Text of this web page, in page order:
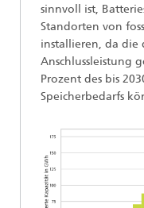
sinnvoll ist,
Standorten von
installieren, da die
Anschlussleistung
Prozent des bis
Speicherbedarfs